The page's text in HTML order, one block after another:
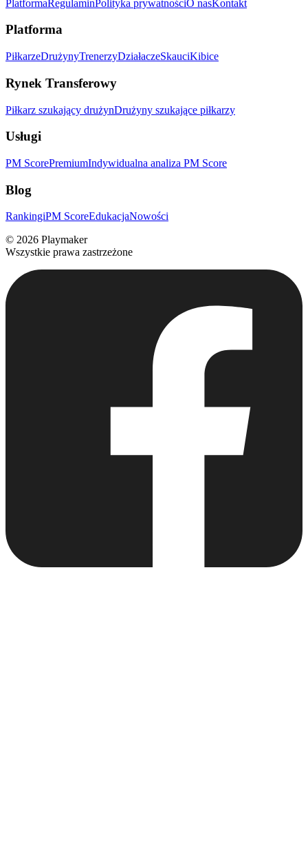
PlatformaRegulaminPolityka prywatnościO nasKontakt
Platforma
PiłkarzeDrużynyTrenerzyDziałaczeSkauciKibice
Rynek Transferowy
Piłkarz szukający drużynDrużyny szukające piłkarzy
Usługi
PM ScorePremiumIndywidualna analiza PM Score
Blog
RankingiPM ScoreEdukacjaNowości
© 2026 Playmaker
Wszystkie prawa zastrzeżone